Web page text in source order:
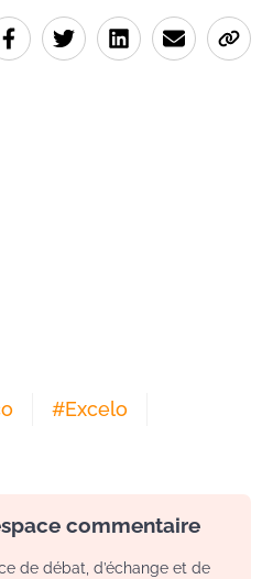
#Excelo
commentaire
de débat, d’échange et de